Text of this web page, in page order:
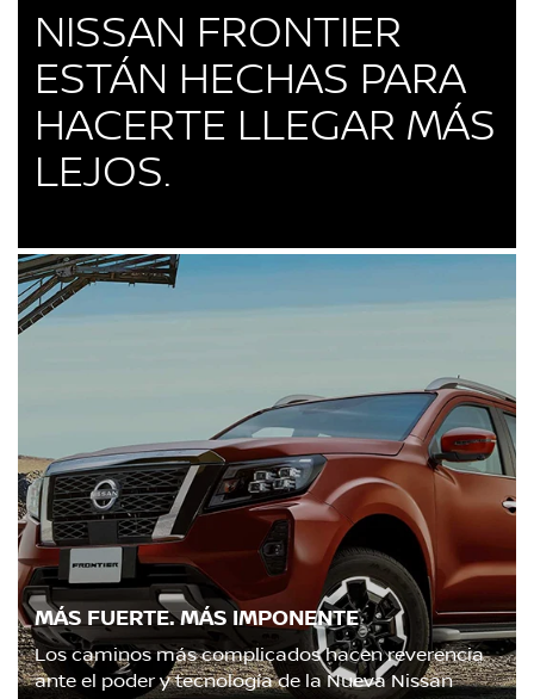
NISSAN FRONTIER
ESTÁN HECHAS PARA
HACERTE LLEGAR MÁS
LEJOS.
MÁS FUERTE. MÁS IMPONENTE
Los caminos más complicados hacen reverencia
ante el poder y tecnología de la Nueva Nissan